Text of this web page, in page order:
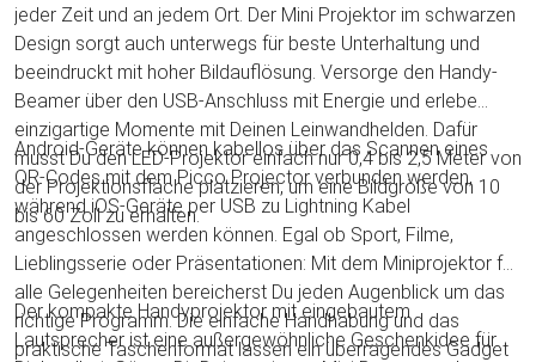
jeder Zeit und an jedem Ort. Der Mini Projektor im schwarzen
Design sorgt auch unterwegs für beste Unterhaltung und
beeindruckt mit hoher Bildauflösung. Versorge den Handy-
Beamer über den USB-Anschluss mit Energie und erlebe
einzigartige Momente mit Deinen Leinwandhelden. Dafür
musst Du den LED-Projektor einfach nur 0,4 bis 2,5 Meter von
der Projektionsfläche platzieren, um eine Bildgröße von 10
bis 60 Zoll zu erhalten.
Android-Geräte können kabellos über das Scannen eines
QR-Codes mit dem Picco Projector verbunden werden,
während iOS-Geräte per USB zu Lightning Kabel
angeschlossen werden können. Egal ob Sport, Filme,
Lieblingsserie oder Präsentationen: Mit dem Miniprojektor für
alle Gelegenheiten bereicherst Du jeden Augenblick um das
richtige Programm. Die einfache Handhabung und das
praktische Taschenformat lassen ein überragendes Gadget
Der kompakte Handyprojektor mit eingebautem
Lautsprecher ist eine außergewöhnliche Geschenkidee für